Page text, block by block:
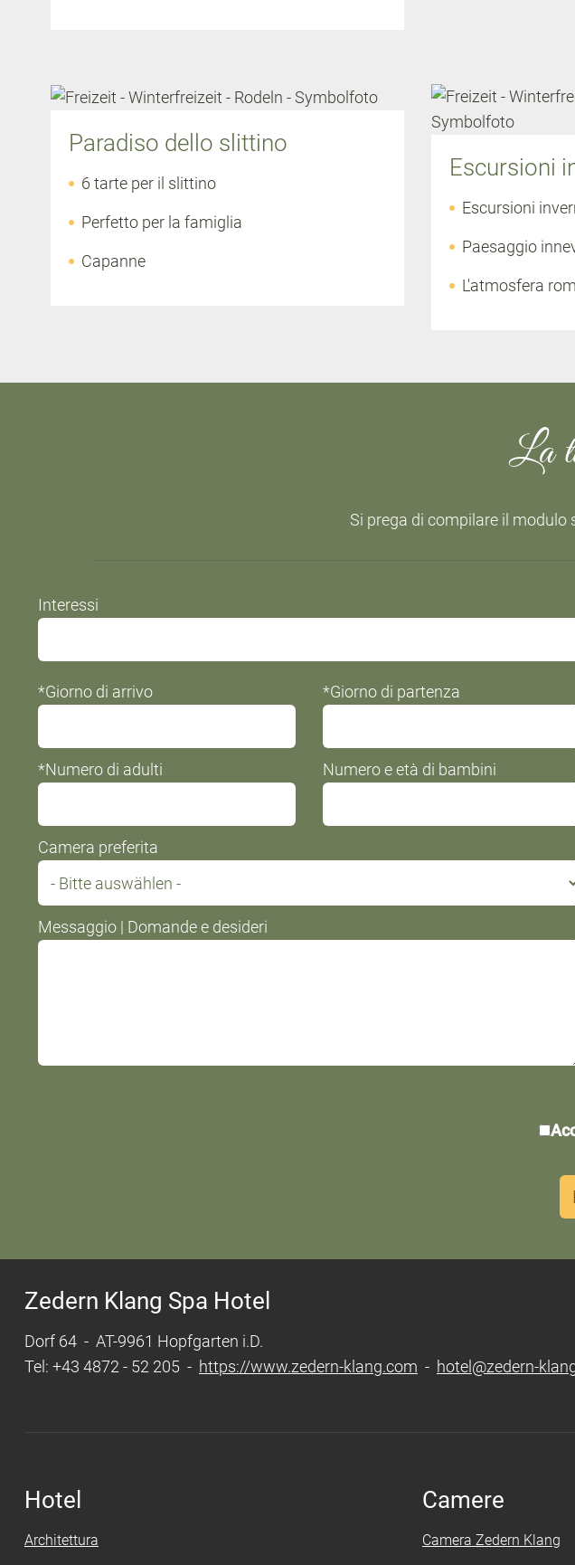
Paradiso dello slittino
6 tarte per il slittino
Perfetto per la famiglia
Capanne
Escursioni
Escursioni
Paesaggio
L'atmosfera
La
Si prega di compilare il modulo
Do
not
field
Interessi
*Giorno di arrivo *Giorno di partenza
*Numero di adulti Numero e età di bambini
Camera preferita
Messaggio | Domande e desideri
Zedern Klang Spa Hotel
Dorf 64 - AT-9961 Hopfgarten i.D.
Tel: +43 4872 - 52 205 - https://www.zedern-klang.com - hotel@zedern-
Hotel
Architettura
Camere
Camera Zedern Klang